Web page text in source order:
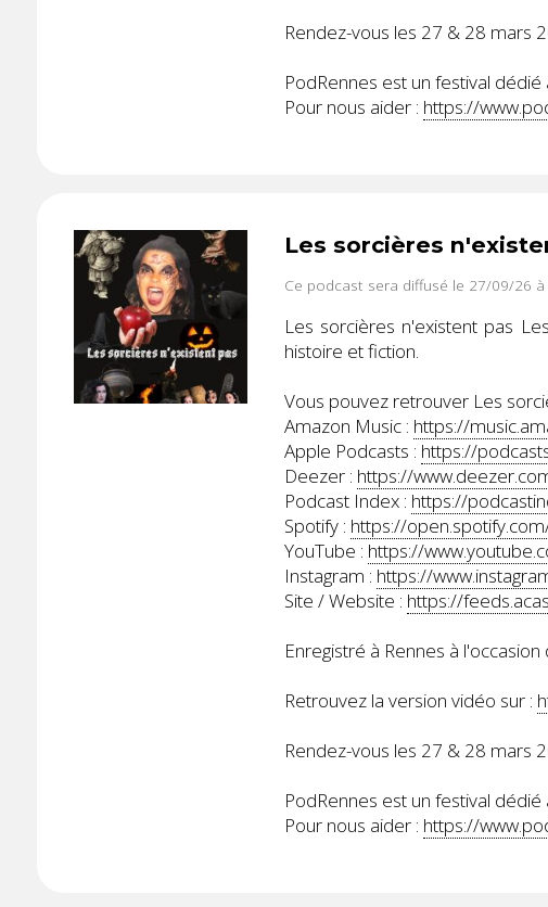
Rendez-vous les 27 & 28 mars
PodRennes est un festival
Pour nous aider : https://
Les sorcières
Ce podcast sera diffusé le 27/09/26 à
Les sorcières n'existent pas
histoire et fiction.
Vous pouvez retrouver Les
Amazon Music : https://
Apple Podcasts : https://
Deezer : https://
Podcast Index : https://
Spotify : https://
YouTube : https://
Instagram : https://
Site / Website : https://
Enregistré à Rennes à
Retrouvez la version vidéo sur :
Rendez-vous les 27 & 28 mars
PodRennes est un festival
Pour nous aider : https://